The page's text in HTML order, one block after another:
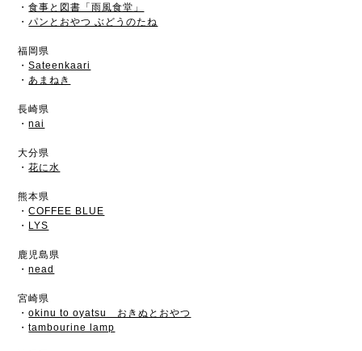
・食事と図書「雨風食堂」
・パンとおやつ ぶどうのたね
福岡県
・Sateenkaari
・ あまねき
長崎県
・nai
大分県
・花に水
熊本県
・COFFEE BLUE
・ LYS
鹿児島県
・nead
宮崎県
・okinu to oyatsu おきぬとおやつ
・tambourine lamp